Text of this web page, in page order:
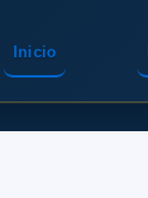
Inicio